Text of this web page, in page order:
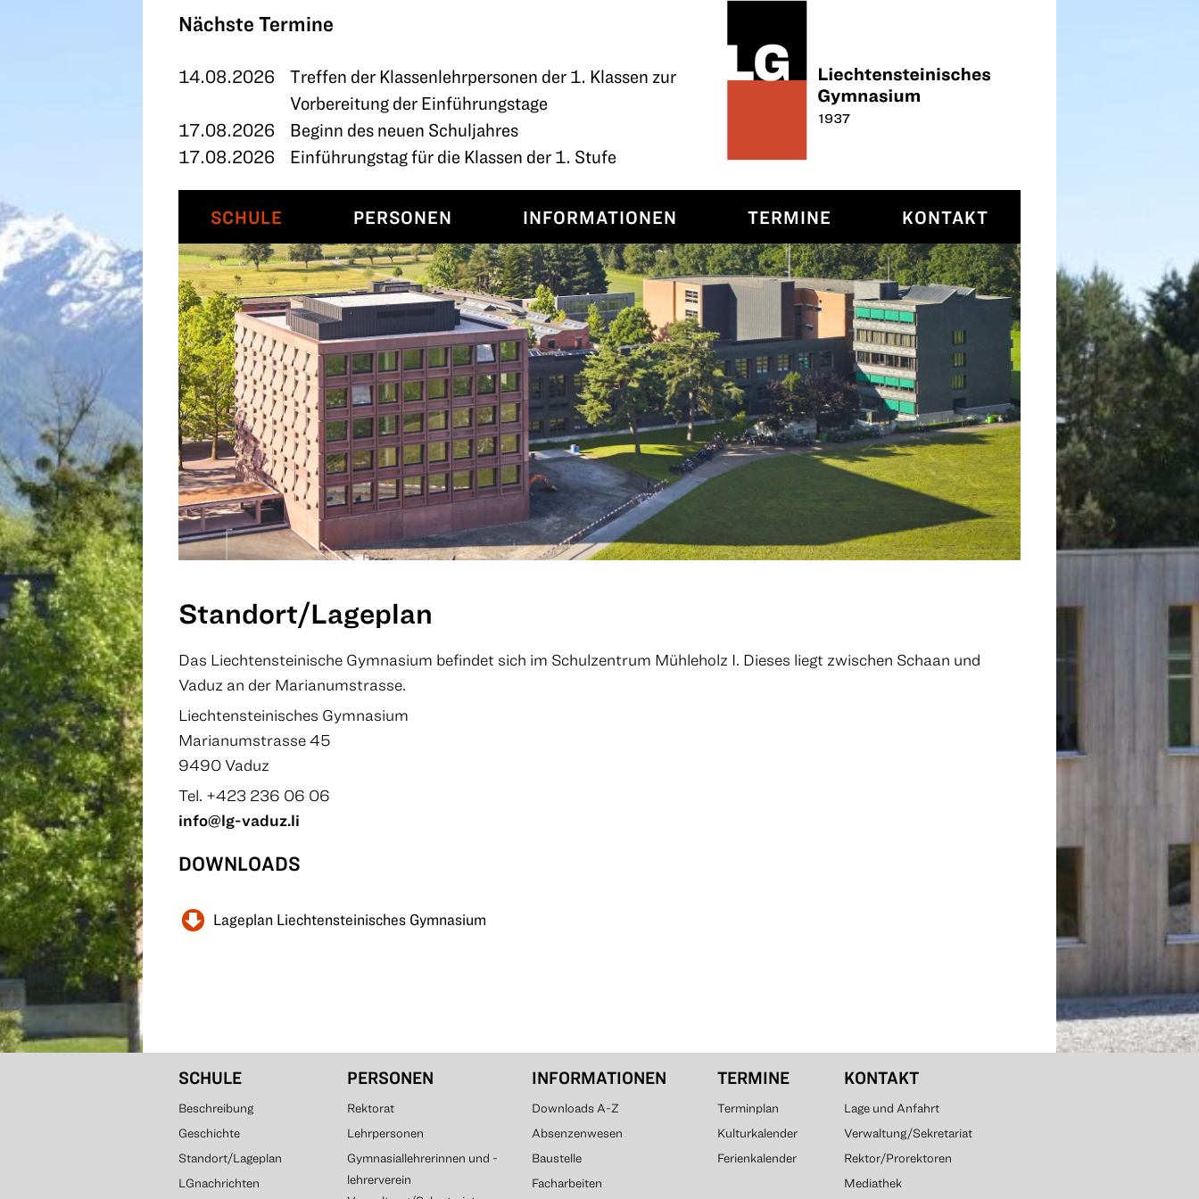
Nächste Termine
14.08.2026
Treffen der Klassenlehrpersonen der 1. Klassen zur
Vorbereitung der Einführungstage
17.08.2026
Beginn des neuen Schuljahres
17.08.2026
Einführungstag für die Klassen der 1. Stufe
SCHULE PERSONEN INFORMATIONEN TERMINE KONTAKT
Standort/Lageplan
Das Liechtensteinische Gymnasium befindet sich im Schulzentrum Mühleholz I. Dieses liegt zwischen Schaan und
Vaduz an der Marianumstrasse.
Liechtensteinisches Gymnasium
Marianumstrasse 45
9490 Vaduz
Tel. +423 236 06 06
info@lg-vaduz.li
DOWNLOADS
Lageplan Liechtensteinisches Gymnasium
SCHULE
Beschreibung
Geschichte
Standort/Lageplan
LGnachrichten
PERSONEN
Rektorat
Lehrpersonen
Gymnasiallehrerinnen und -
lehrerverein
INFORMATIONEN
Downloads A-Z
Absenzenwesen
Baustelle
Facharbeiten
TERMINE
Terminplan
Kulturkalender
Ferienkalender
KONTAKT
Lage und Anfahrt
Verwaltung/Sekretariat
Rektor/Prorektoren
Mediathek